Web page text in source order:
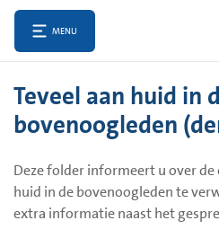
MENU
Teveel aan huid in
bovenoogleden
Deze folder informeert u over de
huid in de bovenoogleden te
extra informatie naast het